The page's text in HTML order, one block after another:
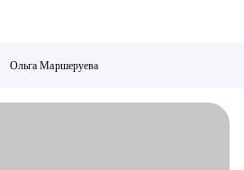
Ольга Маршеруева